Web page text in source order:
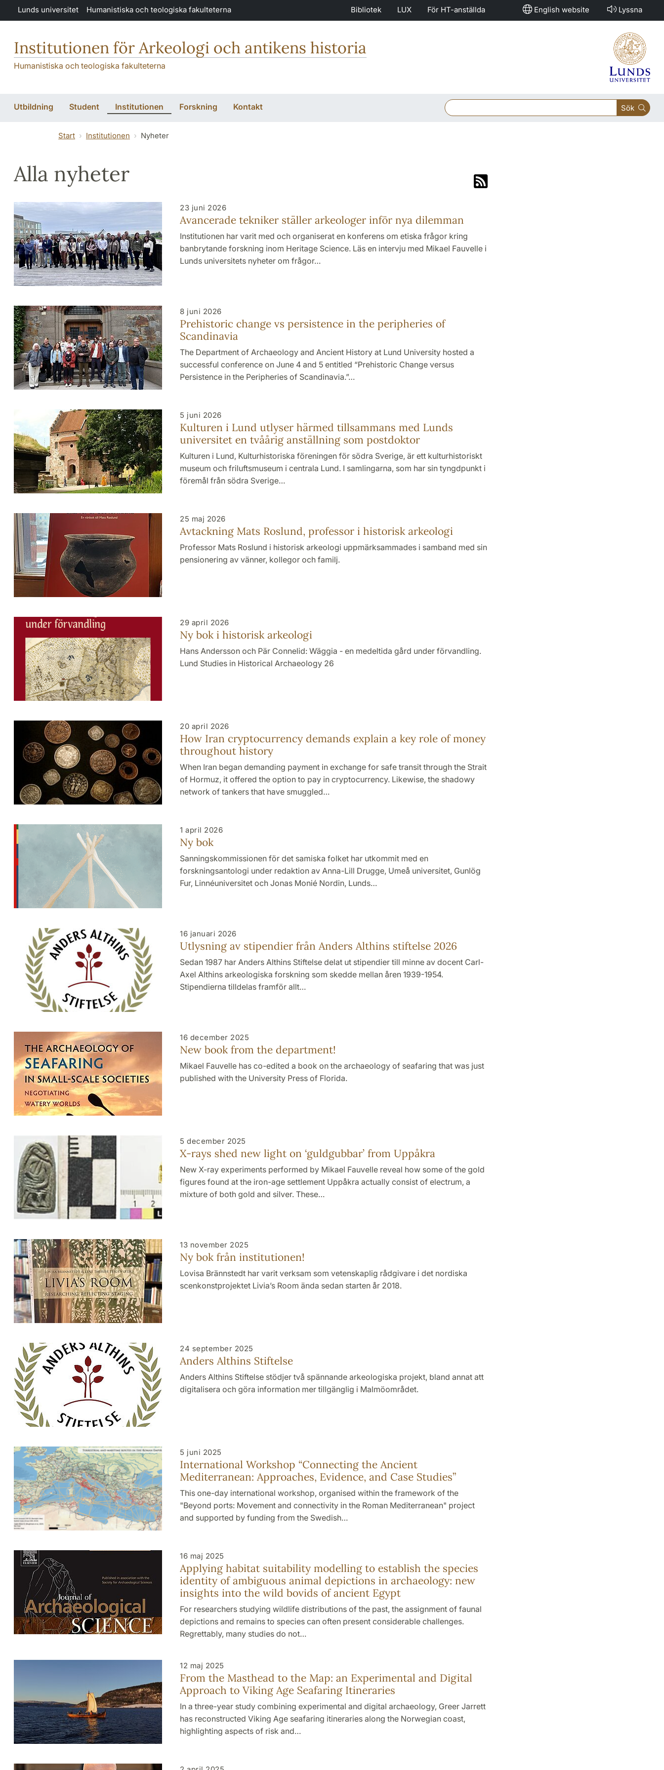
Hoppa till huvudinnehåll
Lunds universitet Humanistiska och teologiska fakulteterna Bibliotek LUX För HT-anställda English website Lyssna
Institutionen för Arkeologi och antikens historia
Humanistiska och teologiska fakulteterna
Utbildning Student Institutionen Forskning Kontakt Sök
Start Institutionen Nyheter
Alla nyheter
23 juni 2026
Avancerade tekniker ställer arkeologer inför nya dilemman
Institutionen har varit med och organiserat en konferens om etiska frågor kring
banbrytande forskning inom Heritage Science. Läs en intervju med Mikael Fauvelle i
Lunds universitets nyheter om frågor…
8 juni 2026
Prehistoric change vs persistence in the peripheries of
Scandinavia
The Department of Archaeology and Ancient History at Lund University hosted a
successful conference on June 4 and 5 entitled “Prehistoric Change versus
Persistence in the Peripheries of Scandinavia.”…
5 juni 2026
Kulturen i Lund utlyser härmed tillsammans med Lunds
universitet en tvåårig anställning som postdoktor
Kulturen i Lund, Kulturhistoriska föreningen för södra Sverige, är ett kulturhistoriskt
museum och friluftsmuseum i centrala Lund. I samlingarna, som har sin tyngdpunkt i
föremål från södra Sverige…
25 maj 2026
Avtackning Mats Roslund, professor i historisk arkeologi
Professor Mats Roslund i historisk arkeologi uppmärksammades i samband med sin
pensionering av vänner, kollegor och familj.
29 april 2026
Ny bok i historisk arkeologi
Hans Andersson och Pär Connelid: Wäggia - en medeltida gård under förvandling.
Lund Studies in Historical Archaeology 26
20 april 2026
How Iran cryptocurrency demands explain a key role of money
throughout history
When Iran began demanding payment in exchange for safe transit through the Strait
of Hormuz, it offered the option to pay in cryptocurrency. Likewise, the shadowy
network of tankers that have smuggled…
1 april 2026
Ny bok
Sanningskommissionen för det samiska folket har utkommit med en
forskningsantologi under redaktion av Anna-Lill Drugge, Umeå universitet, Gunlög
Fur, Linnéuniversitet och Jonas Monié Nordin, Lunds…
16 januari 2026
Utlysning av stipendier från Anders Althins stiftelse 2026
Sedan 1987 har Anders Althins Stiftelse delat ut stipendier till minne av docent Carl-
Axel Althins arkeologiska forskning som skedde mellan åren 1939-1954.
Stipendierna tilldelas framför allt…
16 december 2025
New book from the department!
Mikael Fauvelle has co-edited a book on the archaeology of seafaring that was just
published with the University Press of Florida.
5 december 2025
X-rays shed new light on ‘guldgubbar’ from Uppåkra
New X-ray experiments performed by Mikael Fauvelle reveal how some of the gold
figures found at the iron-age settlement Uppåkra actually consist of electrum, a
mixture of both gold and silver. These…
13 november 2025
Ny bok från institutionen!
Lovisa Brännstedt har varit verksam som vetenskaplig rådgivare i det nordiska
scenkonstprojektet Livia’s Room ända sedan starten år 2018.
24 september 2025
Anders Althins Stiftelse
Anders Althins Stiftelse stödjer två spännande arkeologiska projekt, bland annat att
digitalisera och göra information mer tillgänglig i Malmöområdet.
5 juni 2025
International Workshop “Connecting the Ancient
Mediterranean: Approaches, Evidence, and Case Studies”
This one-day international workshop, organised within the framework of the
"Beyond ports: Movement and connectivity in the Roman Mediterranean" project
and supported by funding from the Swedish…
16 maj 2025
Applying habitat suitability modelling to establish the species
identity of ambiguous animal depictions in archaeology: new
insights into the wild bovids of ancient Egypt
For researchers studying wildlife distributions of the past, the assignment of faunal
depictions and remains to species can often present considerable challenges.
Regrettably, many studies do not…
12 maj 2025
From the Masthead to the Map: an Experimental and Digital
Approach to Viking Age Seafaring Itineraries
In a three-year study combining experimental and digital archaeology, Greer Jarrett
has reconstructed Viking Age seafaring itineraries along the Norwegian coast,
highlighting aspects of risk and…